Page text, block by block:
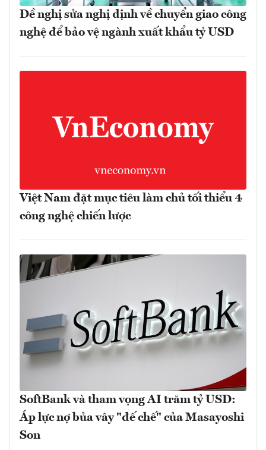
Đề nghị sửa nghị định về chuyển giao công
nghệ để bảo vệ ngành xuất khẩu tỷ USD
Việt Nam đặt mục tiêu làm chủ tối thiểu 4
công nghệ chiến lược
SoftBank và tham vọng AI trăm tỷ USD:
Áp lực nợ bủa vây "đế chế" của Masayoshi
Son